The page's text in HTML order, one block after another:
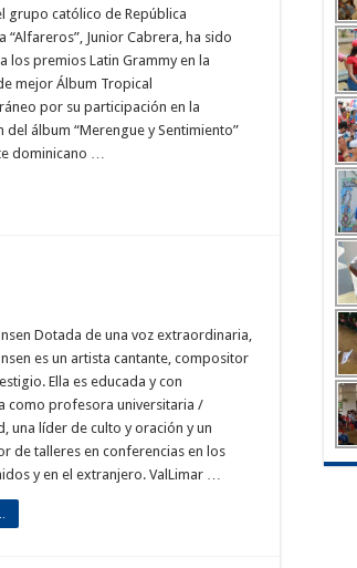
grupo católico de República
“Alfareros”, Junior Cabrera, ha sido
los premios Latin Grammy en la
mejor Álbum Tropical
por su participación en la
del álbum “Merengue y Sentimiento”
dominicano …
Dotada de una voz extraordinaria,
es un artista cantante, compositor
Ella es educada y con
como profesora universitaria /
una líder de culto y oración y un
de talleres en conferencias en los
y en el extranjero. ValLimar …